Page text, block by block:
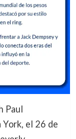
Paul
York, el 26 de